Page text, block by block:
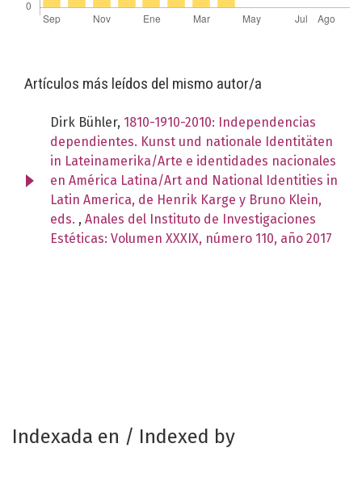
Artículos más leídos del mismo autor/a
Dirk Bühler, 1810-1910-2010: Independencias
dependientes. Kunst und nationale Identitäten
in Lateinamerika/Arte e identidades nacionales
en América Latina/Art and National Identities in
Latin America, de Henrik Karge y Bruno Klein,
eds. , Anales del Instituto de Investigaciones
Estéticas: Volumen XXXIX, número 110, año 2017
Indexada en / Indexed by